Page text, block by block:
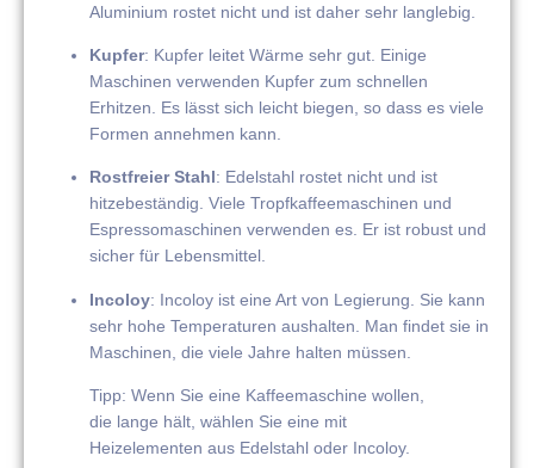
Aluminium rostet nicht und ist daher sehr langlebig.
Kupfer: Kupfer leitet Wärme sehr gut. Einige
Maschinen verwenden Kupfer zum schnellen
Erhitzen. Es lässt sich leicht biegen, so dass es viele
Formen annehmen kann.
Rostfreier Stahl: Edelstahl rostet nicht und ist
hitzebeständig. Viele Tropfkaffeemaschinen und
Espressomaschinen verwenden es. Er ist robust und
sicher für Lebensmittel.
Incoloy: Incoloy ist eine Art von Legierung. Sie kann
sehr hohe Temperaturen aushalten. Man findet sie in
Maschinen, die viele Jahre halten müssen.
Tipp: Wenn Sie eine Kaffeemaschine wollen,
die lange hält, wählen Sie eine mit
Heizelementen aus Edelstahl oder Incoloy.